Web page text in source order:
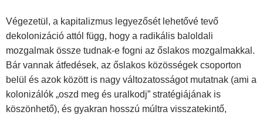
Végezetül, a kapitalizmus legyezősét lehetővé tevő
dekolonizáció attól függ, hogy a radikális baloldali
mozgalmak össze tudnak-e fogni az őslakos mozgalmakkal.
Bár vannak átfedések, az őslakos közösségek csoporton
belül és azok között is nagy változatosságot mutatnak (ami a
kolonizálók „oszd meg és uralkodj” stratégiájának is
köszönhető), és gyakran hosszú múltra visszatekintő,